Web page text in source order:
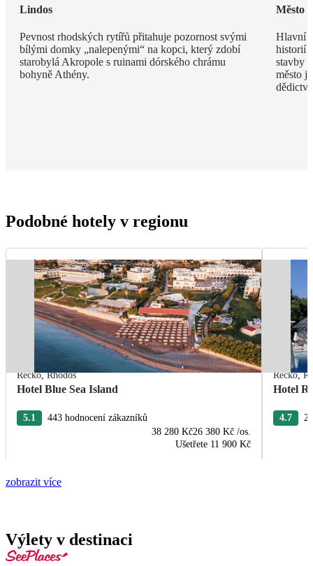
Lindos
Pevnost rhodských rytířů přitahuje pozornost svými
bílými domky „nalepenými“ na kopci, který zdobí
starobylá Akropole s ruinami dórského chrámu
bohyně Athény.
Město
Hlavní
historií
stavby
město
Podobné hotely v regionu
Řecko,Rhodos
Hotel Blue Sea Island
5.1
443 hodnocení zákazníků
38 280 Kč26 380 Kč /os.
Ušetřete 11 900 Kč
Řecko,
Hotel
4.7
zobrazit více
Výlety v destinaci